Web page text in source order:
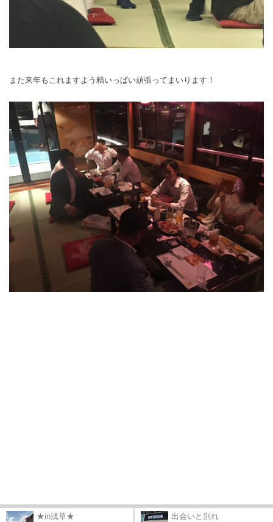
また来年もこれますよう精いっぱい頑張ってまいります！
★in浅草★ 出会いと別れ